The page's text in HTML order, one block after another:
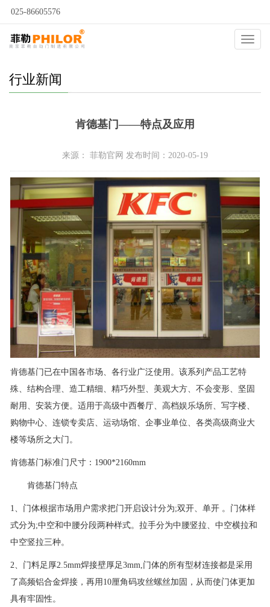
025-86605576
自动门
行业新闻
肯德基门——特点及应用
来源： 菲勒官网 发布时间：2020-05-19
肯德基门已在中国各市场、各行业广泛使用。该系列产品工艺特
殊、结构合理、造工精细、精巧外型、美观大方、不会变形、坚固
耐用、安装方便。适用于高级中西餐厅、高档娱乐场所、写字楼、
购物中心、连锁专卖店、运动场馆、企事业单位、各类高级商业大
楼等场所之大门。
肯德基门标准门尺寸：1900*2160mm
肯德基门特点
1、门体根据市场用户需求把门开启设计分为;双开、单开 。门体样
式分为;中空和中腰分段两种样式。拉手分为中腰竖拉、中空横拉和
中空竖拉三种。
2、门料足厚2.5mm焊接壁厚足3mm,门体的所有型材连接都是采用
了高频铝合金焊接，再用10厘角码攻丝螺丝加固，从而使门体更加
具有牢固性。